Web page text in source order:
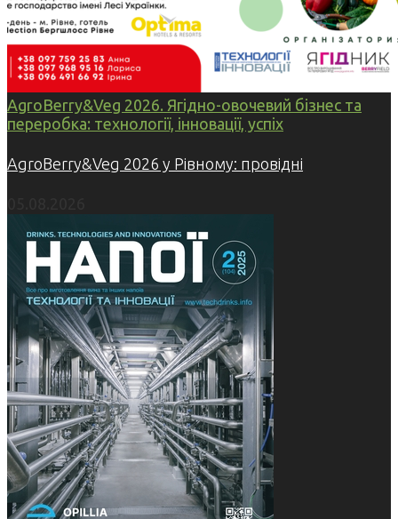
AgroBerry&Veg 2026. Ягідно-овочевий бізнес та
переробка: технології, інновації, успіх
AgroBerry&Veg 2026 у Рівному: провідні